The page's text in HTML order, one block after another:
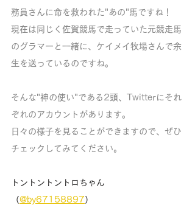
務員さんに命を救われた"あの"馬ですね！
現在は同じく佐賀競馬で走っていた元競走馬
のグラマーと一緒に、ケイメイ牧場さんで余
生を送っているのですね。
そんな"神の使い"である2頭、Twitterにそれ
ぞれのアカウントがあります。
日々の様子を見ることができますので、ぜひ
チェックしてみてください。
トントントントロちゃん
（@by67158897）